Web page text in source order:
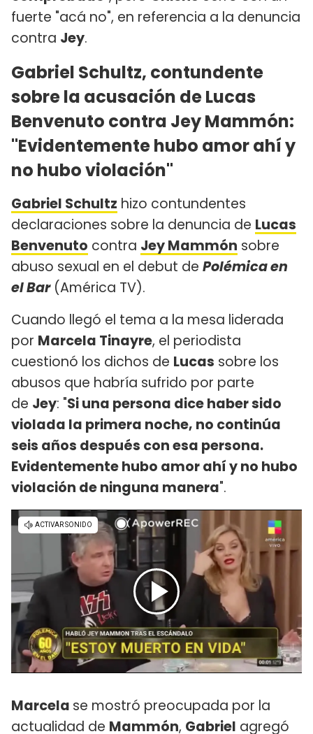
fuerte "acá no", en referencia a la denuncia
contra Jey.
Gabriel Schultz, contundente
sobre la acusación de Lucas
Benvenuto contra Jey Mammón:
"Evidentemente hubo amor ahí y
no hubo violación"
Gabriel Schultz hizo contundentes
declaraciones sobre la denuncia de Lucas
Benvenuto contra Jey Mammón sobre
abuso sexual en el debut de Polémica en
el Bar(América TV).
Cuando llegó el tema a la mesa liderada
por Marcela Tinayre, el periodista
cuestionó los dichos de Lucas sobre los
abusos que habría sufrido por parte
de Jey: "Si una persona dice haber sido
violada la primera noche, no continúa
seis años después con esa persona.
Evidentemente hubo amor ahí y no hubo
violación de ninguna manera".
Marcela se mostró preocupada por la
actualidad de Mammón, Gabriel agregó